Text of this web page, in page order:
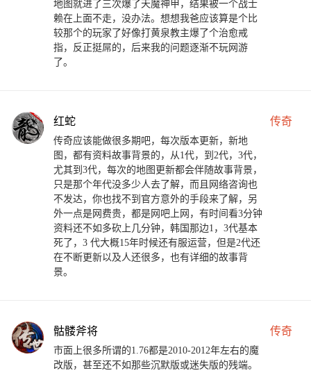
地图就进了三次爆了天魔神甲，结果被一个战士
赖在上面不走，没办法。想想我爸应该算是个比
较那个的玩家了好像打黄泉教主爆了个治愈戒
指，反正挺屌的，后来我的问题逐渐不玩网游
了。
红蛇 传奇
传奇应该能做很多期吧，每次版本更新，新地
图，都有资料故事背景的，从1代，到2代，3代，
尤其到3代，每次的地图更新都会伴随故事背景，
只是那个年代没多少人去了解，而且网络咨询也
不发达，你也找不到官方意外的手段来了解，另
外一点是网费贵，都是网吧上网，有时间看3分钟
资料还不如多砍上几分钟，韩国那边1，3代基本
死了，3 代大概15年时候还有服运营，但是2代还
在不断更新以及人还很多，也有详细的故事背
景。
骷髅斧将 传奇
市面上很多所谓的1.76都是2010-2012年左右的魔
改版，甚至还不如那些沉默版或迷失版的残端。